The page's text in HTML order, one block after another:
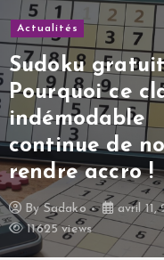
Actualités
Sudoku
Pourquoi ce
indémodable
continue de
rendre accro !
BySadako
avril 11,
11625 views